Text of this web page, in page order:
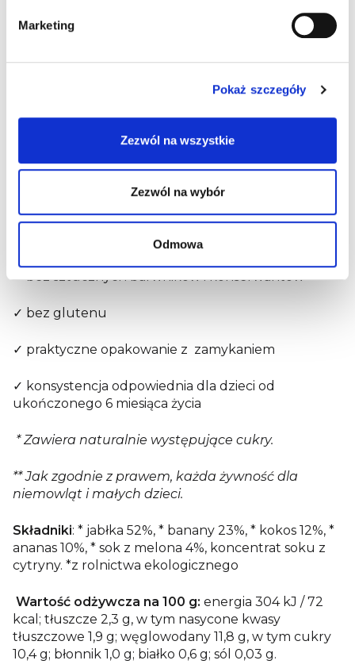
Marketing
Pokaż szczegóły
Zezwól na wszystkie
Zezwól na wybór
Odmowa
smakoszy czeka wybór najwyższej jakości owoców.
przetwarzane przy użyciu delikatnej metody
składników. Aby zadowolić kubki smakowe i małe
Cechy główne:
bez dodatku cukru*
✓bez sztucznych barwników i konserwantów**
✓ bez glutenu
✓ praktyczne opakowanie z zamykaniem
✓ konsystencja odpowiednia dla dzieci od
ukończonego 6 miesiąca życia
* Zawiera naturalnie występujące cukry.
** Jak zgodnie z prawem, każda żywność dla
niemowląt i małych dzieci.
Składniki: * jabłka 52%, * banany 23%, * kokos 12%, *
ananas 10%, * sok z melona 4%, koncentrat soku z
cytryny. *z rolnictwa ekologicznego
Wartość odżywcza na 100 g: energia 304 kJ / 72
kcal; tłuszcze 2,3 g, w tym nasycone kwasy
tłuszczowe 1,9 g; węglowodany 11,8 g, w tym cukry
10,4 g; błonnik 1,0 g; białko 0,6 g; sól 0,03 g.